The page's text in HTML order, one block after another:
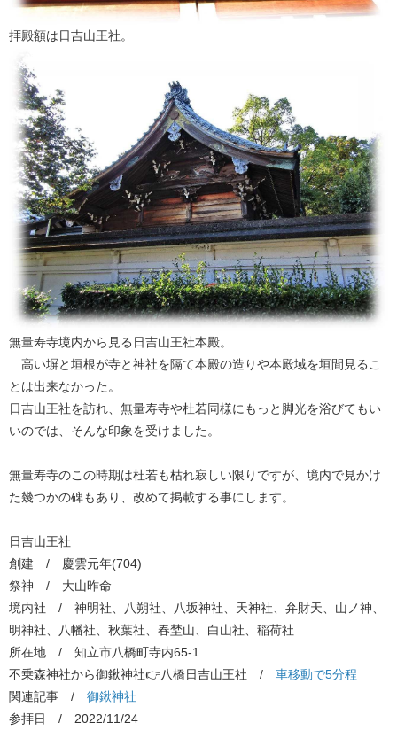
拝殿額は日吉山王社。
無量寿寺境内から見る日吉山王社本殿。
高い塀と垣根が寺と神社を隔て本殿の造りや本殿域を垣間見るこ
とは出来なかった。
日吉山王社を訪れ、無量寿寺や杜若同様にもっと脚光を浴びてもい
いのでは、そんな印象を受けました。
無量寿寺のこの時期は杜若も枯れ寂しい限りですが、境内で見かけ
た幾つかの碑もあり、改めて掲載する事にします。
日吉山王社
創建 / 慶雲元年(704)
祭神 / 大山昨命
境内社 / 神明社、八朔社、八坂神社、天神社、弁財天、山ノ神、
明神社、八幡社、秋葉社、春埜山、白山社、稲荷社
所在地 / 知立市八橋町寺内65-1
不乗森神社から御鍬神社👉八橋日吉山王社 / ​ 車移動で5分程
関連記事 / ​ 御鍬神社
参拝日 / 2022/11/24